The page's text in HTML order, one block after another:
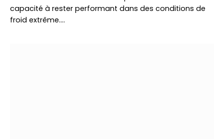
capacité à rester performant dans des conditions de
froid extrême.…